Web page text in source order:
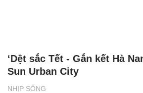
NHỊP SỐNG
‘Dệt sắc Tết - Gắn kết Hà
Sun Urban City